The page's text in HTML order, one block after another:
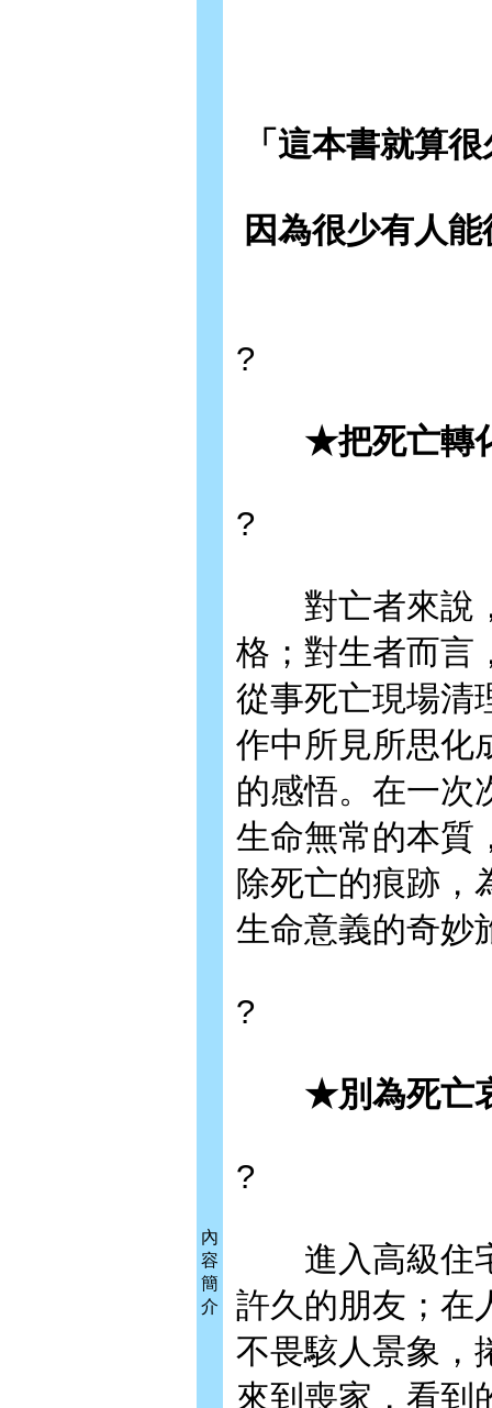
內
容
簡
介
「這本書就算
因為很少有人
?
★把死亡轉化
?
對亡者來說，
格；對生者而言
從事死亡現場清
作中所見所思化
的感悟。在一次
生命無常的本質
除死亡的痕跡，
生命意義的奇妙
?
★別為死亡哀
?
進入高級住宅
許久的朋友；在
不畏駭人景象，
來到喪家，看到